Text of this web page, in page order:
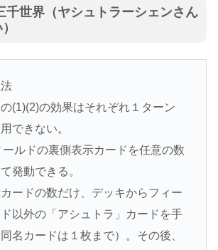
千世界（ヤシュトラーシェンさん
(1)(2)の効果はそれぞれ１ターン
できない。
ルドの裏側表示カードを任意の数
発動できる。
ードの数だけ、デッキからフィー
以外の「アシュトラ」カードを手
名カードは１枚まで）。その後、